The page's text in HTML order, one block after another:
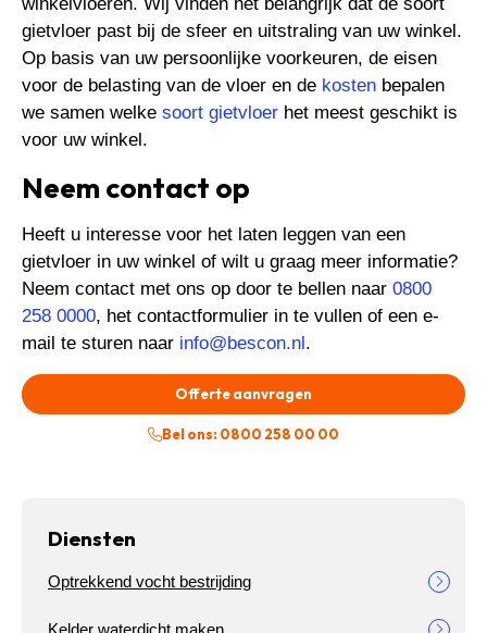
gietvloer past bij de sfeer en uitstraling van uw winkel.
Op basis van uw persoonlijke voorkeuren, de eisen
voor de belasting van de vloer en de kosten bepalen
we samen welke soort gietvloer het meest geschikt is
voor uw winkel.
Neem contact op
Heeft u interesse voor het laten leggen van een
gietvloer in uw winkel of wilt u graag meer informatie?
Neem contact met ons op door te bellen naar 0800
258 0000, het contactformulier in te vullen of een e-
mail te sturen naar info@bescon.nl.
Offerte aanvragen
Bel ons: 0800 258 00 00
Diensten
Optrekkend vocht bestrijding
Kelder waterdicht maken